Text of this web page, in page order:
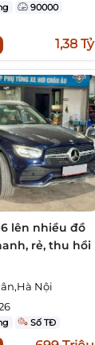
90000
1,38 Tỷ
lên nhiều đồ
rẻ, thu hồi
Nội
Số TĐ